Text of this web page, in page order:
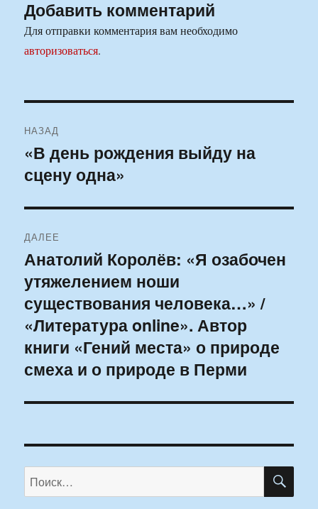
Добавить комментарий
Для отправки комментария вам необходимо
авторизоваться.
по
записям
НАЗАД
Предыдущая
запись:
«В день рождения выйду на
сцену одна»
ДАЛЕЕ
Следующая
запись:
Анатолий Королёв: «Я озабочен
утяжелением ноши
существования человека…» /
«Литература online». Автор
книги «Гений места» о природе
смеха и о природе в Перми
Искать: